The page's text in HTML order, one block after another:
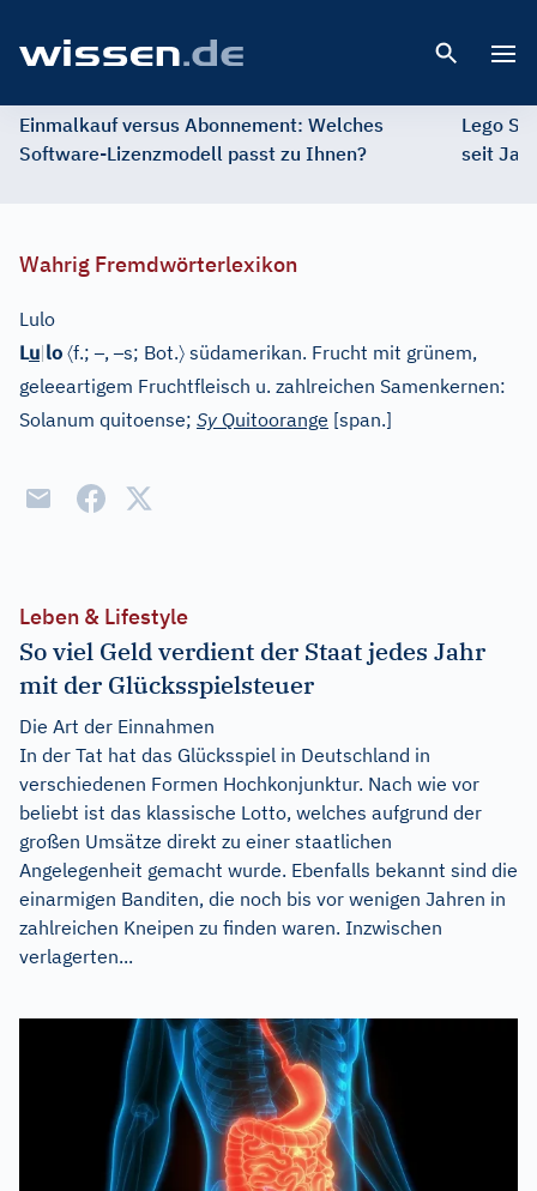
Einmalkauf versus Abonnement: Welches
Software-Lizenzmodell passt zu Ihnen?
Lego
seit
Wahrig Fremdwörterlexikon
Lulo
Lu|lo 〈f.;–,–s; Bot.〉 südamerikan. Frucht mit grünem,
geleeartigem Fruchtfleisch u. zahlreichen Samenkernen:
Solanum quitoense; Sy Quitoorange [span.]
Leben & Lifestyle
So viel Geld verdient der Staat jedes Jahr
mit der Glücksspielsteuer
Die Art der Einnahmen
In der Tat hat das Glücksspiel in Deutschland in
verschiedenen Formen Hochkonjunktur. Nach wie vor
beliebt ist das klassische Lotto, welches aufgrund der
großen Umsätze direkt zu einer staatlichen
Angelegenheit gemacht wurde. Ebenfalls bekannt sind die
einarmigen Banditen, die noch bis vor wenigen Jahren in
zahlreichen Kneipen zu finden waren. Inzwischen
verlagerten...